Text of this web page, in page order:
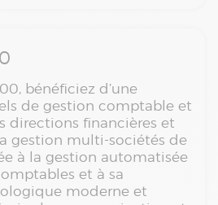
bénéficiez d’une
de gestion comptable et
directions financières et
gestion multi-sociétés de
à la gestion automatisée
et à sa
moderne et